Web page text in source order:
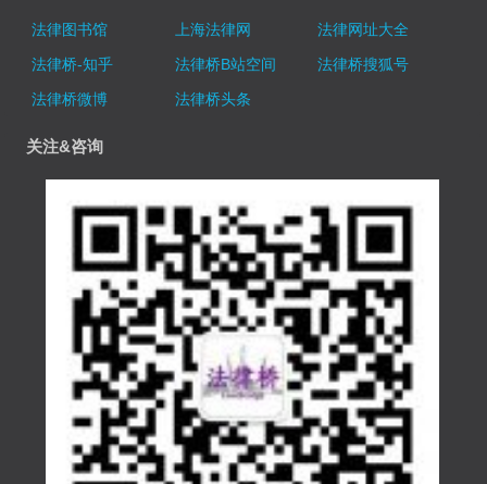
法律图书馆 上海法律网
法律网址大全
法律桥-知乎
法律桥B站空间
法律桥搜狐号
法律桥微博
法律桥头条
关注&咨询